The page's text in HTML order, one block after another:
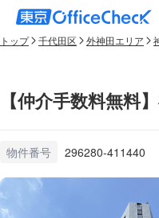
トップ 千代田区 外神田エリア
【仲介手数料無料
物件番号 296280-411440